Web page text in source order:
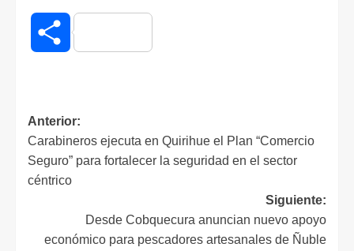
Compartir
Anterior:
Carabineros ejecuta en Quirihue el Plan “Comercio
Seguro” para fortalecer la seguridad en el sector
céntrico
Siguiente:
Desde Cobquecura anuncian nuevo apoyo
económico para pescadores artesanales de Ñuble